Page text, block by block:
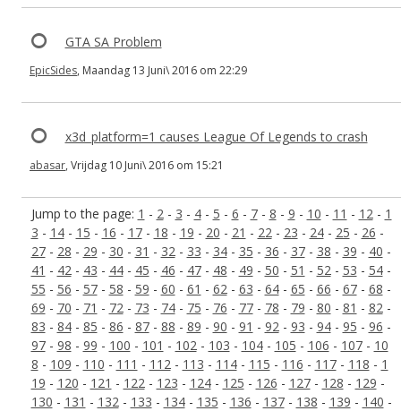
Jump to the page: 1 - 2- 3 - 4- 5 - 6 - 7- 8 - 9 - 10 - 11 - 12- 1
3 - 14- 15 - 16 - 17- 18 - 19 - 20 - 21 - 22- 23 - 24- 25 - 26 -
27- 28 - 29 - 30 - 31 - 32- 33 - 34- 35 - 36 - 37- 38 - 39 - 40 -
41 - 42- 43 - 44- 45 - 46 - 47- 48 - 49 - 50 - 51 - 52- 53 - 54-
55 - 56 - 57- 58 - 59 - 60 - 61 - 62- 63 - 64- 65 - 66 - 67- 68 -
69 - 70 - 71 - 72- 73 - 74- 75 - 76 - 77- 78 - 79 - 80 - 81 - 82-
83 - 84- 85 - 86 - 87- 88 - 89 - 90 - 91 - 92- 93 - 94- 95 - 96 -
97- 98 - 99 - 100 - 101 - 102- 103 - 104- 105 - 106 - 107- 10
8 - 109 - 110 - 111 - 112- 113 - 114- 115 - 116 - 117- 118 - 1
19 - 120 - 121 - 122- 123 - 124- 125 - 126 - 127- 128 - 129 -
130 - 131 - 132- 133 - 134- 135 - 136 - 137- 138 - 139 - 140 -
GTA SA Problem
EpicSides, Maandag 13 Juni\ 2016 om 22:29
x3d_platform=1 causes League Of Legends to crash
abasar, Vrijdag 10 Juni\ 2016 om 15:21